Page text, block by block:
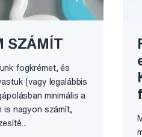
SZÁMÍT
fogkrémet, és
(vagy legalábbis
minimális a
is nagyon számít,